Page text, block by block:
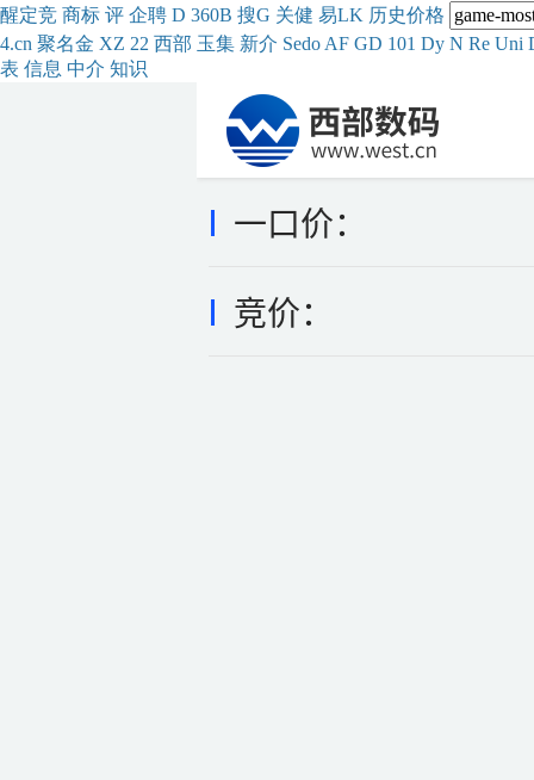
醒定竞 商标 评 企聘 D 360B 搜G 关健 易LK 历史价格
4.cn 聚名金 XZ 22 西部 玉集 新介 Sedo AF GD 101 Dy N Re Uni
表 信息 中介 知识